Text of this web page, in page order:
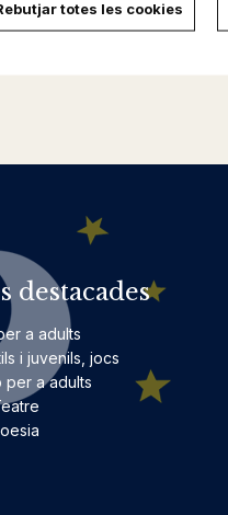
destacades
a adults
i juvenils, jocs
per a adults
totes les cookies